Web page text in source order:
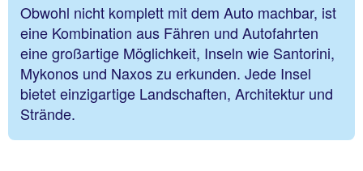
Obwohl nicht komplett mit dem Auto machbar, ist
eine Kombination aus Fähren und Autofahrten
eine großartige Möglichkeit, Inseln wie Santorini,
Mykonos und Naxos zu erkunden. Jede Insel
bietet einzigartige Landschaften, Architektur und
Strände.